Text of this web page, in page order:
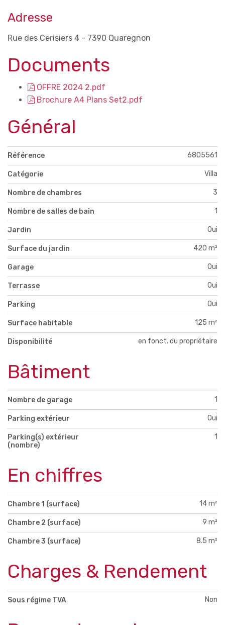
Adresse
Rue des Cerisiers 4 - 7390 Quaregnon
Documents
OFFRE 2024 2.pdf
Brochure A4 Plans Set2.pdf
Général
Référence 6805561
Catégorie Villa
Nombre de chambres 3
Nombre de salles de bain 1
Jardin Oui
Surface du jardin 420 m²
Garage Oui
Terrasse Oui
Parking Oui
Surface habitable 125 m²
Disponibilité en fonct. du propriétaire
Bâtiment
Nombre de garage 1
Parking extérieur Oui
Parking(s) extérieur
(nombre)
1
En chiffres
Chambre 1 (surface) 14 m²
Chambre 2 (surface) 9 m²
Chambre 3 (surface) 8.5 m²
Charges & Rendement
Sous régime TVA Non